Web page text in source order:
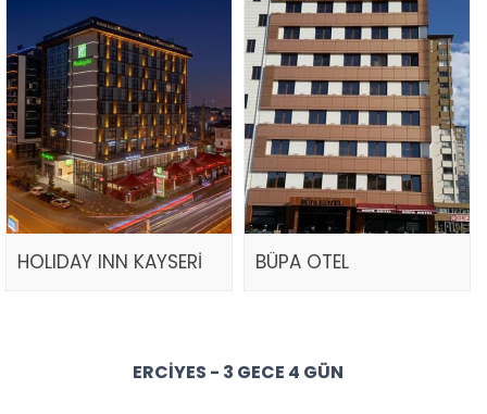
HOLIDAY INN KAYSERİ BÜPA OTEL
ERCIYES - 3 GECE 4 GÜN